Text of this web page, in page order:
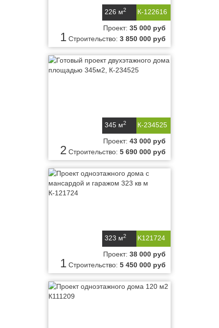
К-122616
226 м2
1
Проект: 35 000 руб
Строительство: 3 850 000 руб
К-234525
345 м2
2
Проект: 43 000 руб
Строительство: 5 690 000 руб
K121724
323 м2
1
Проект: 38 000 руб
Строительство: 5 450 000 руб